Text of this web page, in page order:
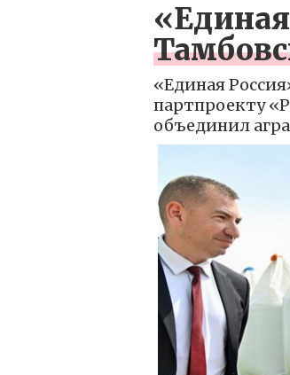
«Единая
партпроекту
объединил